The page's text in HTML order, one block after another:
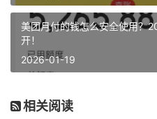
美团月付的钱怎么安全使用？
开！
2026-01-19
相关阅读